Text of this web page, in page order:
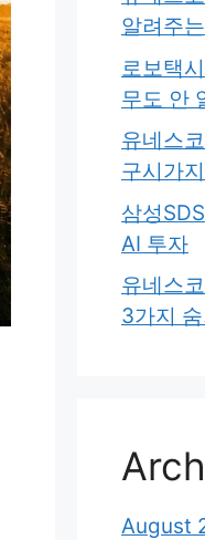
알려주
로보택
무도 안
유네스
구시가
삼성
AI 투자
유네스
3가지
August